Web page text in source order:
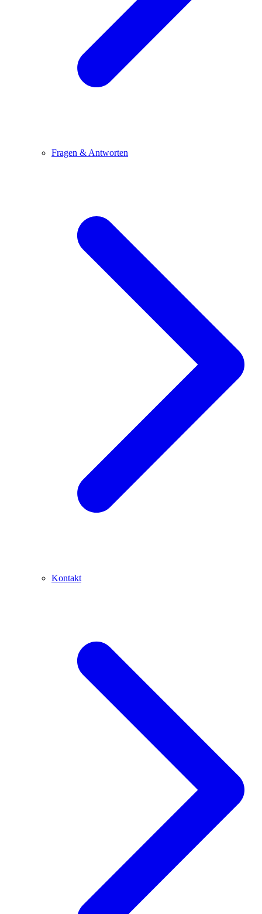
Fragen & Antworten
Kontakt